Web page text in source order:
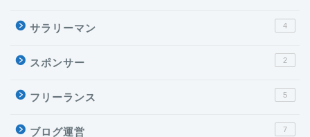
サラリーマン 4
スポンサー 2
フリーランス 5
ブログ運営 7